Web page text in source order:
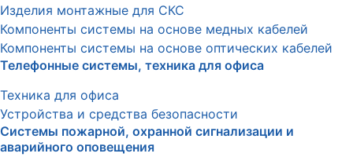
Изделия монтажные для СКС
Компоненты системы на основе медных кабелей
Компоненты системы на основе оптических кабелей
Телефонные системы, техника для офиса
Техника для офиса
Устройства и средства безопасности
Системы пожарной, охранной сигнализации и
аварийного оповещения